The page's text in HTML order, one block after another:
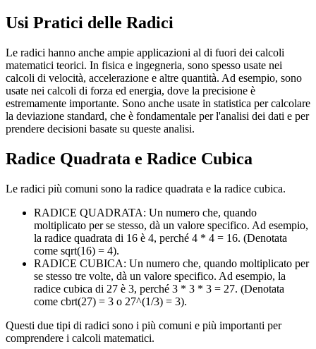
Usi Pratici delle Radici
Le radici hanno anche ampie applicazioni al di fuori dei calcoli
matematici teorici. In fisica e ingegneria, sono spesso usate nei
calcoli di velocità, accelerazione e altre quantità. Ad esempio, sono
usate nei calcoli di forza ed energia, dove la precisione è
estremamente importante. Sono anche usate in statistica per calcolare
la deviazione standard, che è fondamentale per l'analisi dei dati e per
prendere decisioni basate su queste analisi.
Radice Quadrata e Radice Cubica
Le radici più comuni sono la radice quadrata e la radice cubica.
RADICE QUADRATA: Un numero che, quando
moltiplicato per se stesso, dà un valore specifico. Ad esempio,
la radice quadrata di 16 è 4, perché 4 * 4 = 16. (Denotata
come sqrt(16) = 4).
RADICE CUBICA: Un numero che, quando moltiplicato per
se stesso tre volte, dà un valore specifico. Ad esempio, la
radice cubica di 27 è 3, perché 3 * 3 * 3 = 27. (Denotata
come cbrt(27) = 3 o 27^(1/3) = 3).
Questi due tipi di radici sono i più comuni e più importanti per
comprendere i calcoli matematici.